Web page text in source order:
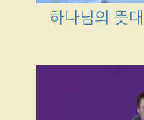
하나님의 뜻